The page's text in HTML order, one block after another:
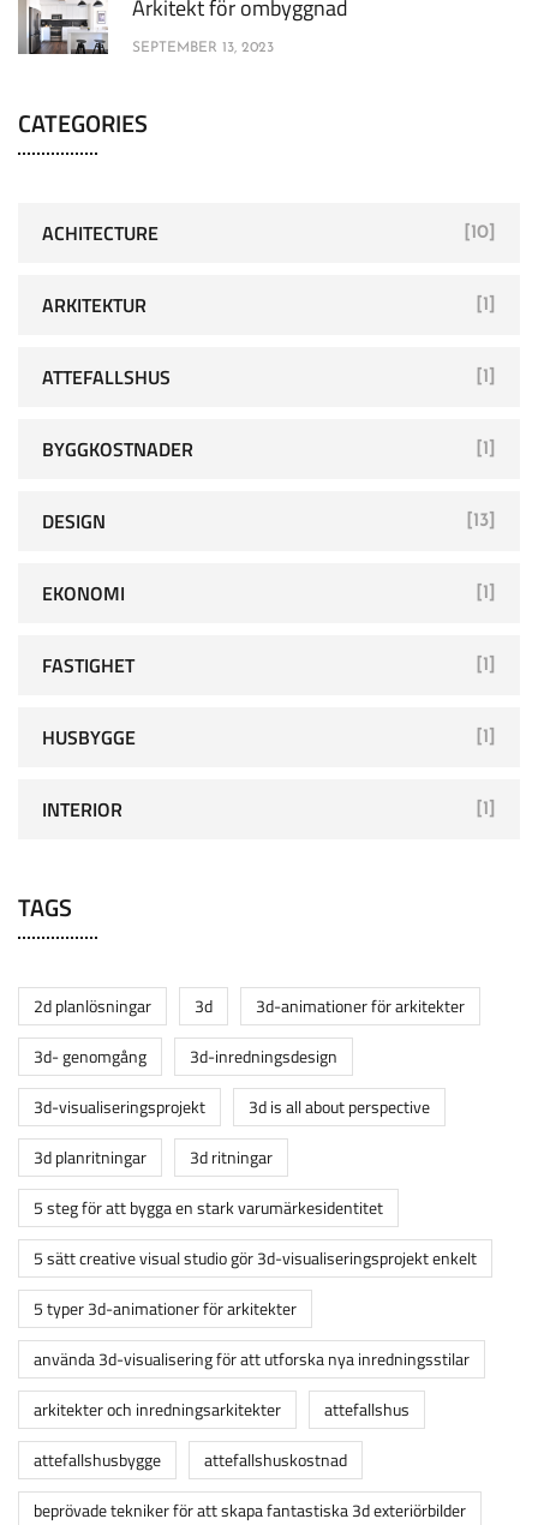
Arkitekt för ombyggnad
SEPTEMBER 13, 2023
CATEGORIES
ACHITECTURE [10]
ARKITEKTUR [1]
ATTEFALLSHUS [1]
BYGGKOSTNADER [1]
DESIGN [13]
EKONOMI [1]
FASTIGHET [1]
HUSBYGGE [1]
INTERIOR [1]
TAGS
2d planlösningar 3d
3d-animationer för arkitekter
3d- genomgång
3d-inredningsdesign
3d-visualiseringsprojekt
3d is all about perspective
3d planritningar
3d ritningar
5 steg för att bygga en stark varumärkesidentitet
5 sätt creative visual studio gör 3d-visualiseringsprojekt enkelt
5 typer 3d-animationer för arkitekter
använda 3d-visualisering för att utforska nya inredningsstilar
arkitekter och inredningsarkitekter
attefallshus
attefallshusbygge
attefallshuskostnad
beprövade tekniker för att skapa fantastiska 3d exteriörbilder